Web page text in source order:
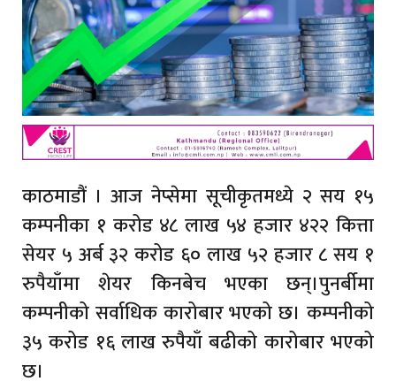
काठमाडौं । आज नेप्सेमा सूचीकृतमध्ये २ सय १५
कम्पनीका १ करोड ४८ लाख ५४ हजार ४२२ कित्ता
सेयर ५ अर्ब ३२ करोड ६० लाख ५२ हजार ८ सय १
रुपैयाँमा शेयर किनबेच भएका छन्।पुनर्बीमा
कम्पनीको सर्वाधिक कारोबार भएको छ। कम्पनीको
३५ करोड १६ लाख रुपैयाँ बढीको कारोबार भएको
छ।